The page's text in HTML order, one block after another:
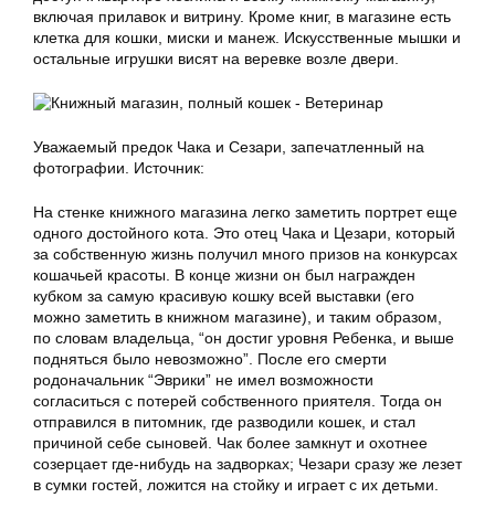
включая прилавок и витрину. Кроме книг, в магазине есть
клетка для кошки, миски и манеж. Искусственные мышки и
остальные игрушки висят на веревке возле двери.
Уважаемый предок Чака и Сезари, запечатленный на
фотографии. Источник:
На стенке книжного магазина легко заметить портрет еще
одного достойного кота. Это отец Чака и Цезари, который
за собственную жизнь получил много призов на конкурсах
кошачьей красоты. В конце жизни он был награжден
кубком за самую красивую кошку всей выставки (его
можно заметить в книжном магазине), и таким образом,
по словам владельца, “он достиг уровня Ребенка, и выше
подняться было невозможно”. После его смерти
родоначальник “Эврики” не имел возможности
согласиться с потерей собственного приятеля. Тогда он
отправился в питомник, где разводили кошек, и стал
причиной себе сыновей. Чак более замкнут и охотнее
созерцает где-нибудь на задворках; Чезари сразу же лезет
в сумки гостей, ложится на стойку и играет с их детьми.